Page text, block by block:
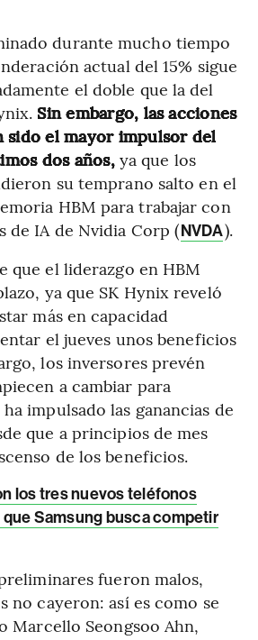
durante mucho tiempo
actual del 15% sigue
el doble que la del
Sin embargo, las acciones
sido el mayor impulsor del
dos años,ya que los
su temprano salto en el
HBM para trabajar con
de IA de Nvidia Corp (NVDA).
que el liderazgo en HBM
ya que SK Hynix reveló
más en capacidad
el jueves unos beneficios
los inversores prevén
a cambiar para
impulsado las ganancias de
que a principios de mes
de los beneficios.
los tres nuevos teléfonos
Samsung busca competir
fueron malos,
no cayeron: así es como se
Marcello Seongsoo Ahn,